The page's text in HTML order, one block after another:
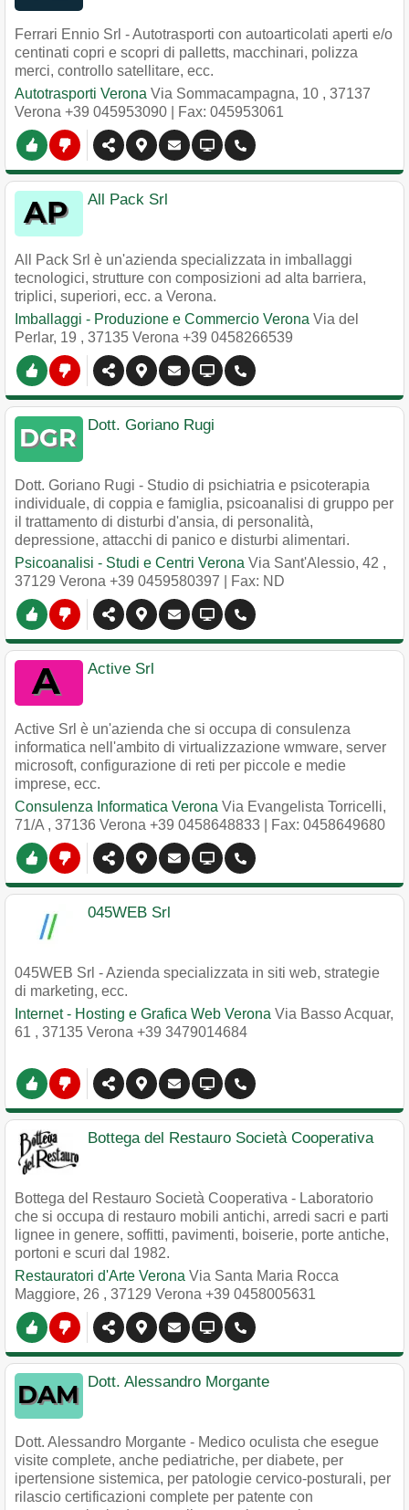
Ferrari Ennio Srl - Autotrasporti con autoarticolati aperti e/o
centinati copri e scopri di palletts, macchinari, polizza
merci, controllo satellitare, ecc.
Autotrasporti Verona Via Sommacampagna, 10 , 37137
Verona +39 045953090 | Fax: 045953061
All Pack Srl
All Pack Srl è un'azienda specializzata in imballaggi
tecnologici, strutture con composizioni ad alta barriera,
triplici, superiori, ecc. a Verona.
Imballaggi - Produzione e Commercio Verona Via del
Perlar, 19 , 37135 Verona +39 0458266539
Dott. Goriano Rugi
Dott. Goriano Rugi - Studio di psichiatria e psicoterapia
individuale, di coppia e famiglia, psicoanalisi di gruppo per
il trattamento di disturbi d'ansia, di personalità,
depressione, attacchi di panico e disturbi alimentari.
Psicoanalisi - Studi e Centri Verona Via Sant'Alessio, 42 ,
37129 Verona +39 0459580397 | Fax: ND
Active Srl
Active Srl è un'azienda che si occupa di consulenza
informatica nell'ambito di virtualizzazione wmware, server
microsoft, configurazione di reti per piccole e medie
imprese, ecc.
Consulenza Informatica Verona Via Evangelista Torricelli,
71/A , 37136 Verona +39 0458648833 | Fax: 0458649680
045WEB Srl
045WEB Srl - Azienda specializzata in siti web, strategie
di marketing, ecc.
Internet - Hosting e Grafica Web Verona Via Basso Acquar,
61 , 37135 Verona +39 3479014684
Bottega del Restauro Società Cooperativa
Bottega del Restauro Società Cooperativa - Laboratorio
che si occupa di restauro mobili antichi, arredi sacri e parti
lignee in genere, soffitti, pavimenti, boiserie, porte antiche,
portoni e scuri dal 1982.
Restauratori d'Arte Verona Via Santa Maria Rocca
Maggiore, 26 , 37129 Verona +39 0458005631
Dott. Alessandro Morgante
Dott. Alessandro Morgante - Medico oculista che esegue
visite complete, anche pediatriche, per diabete, per
ipertensione sistemica, per patologie cervico-posturali, per
rilascio certificazioni complete per patente con